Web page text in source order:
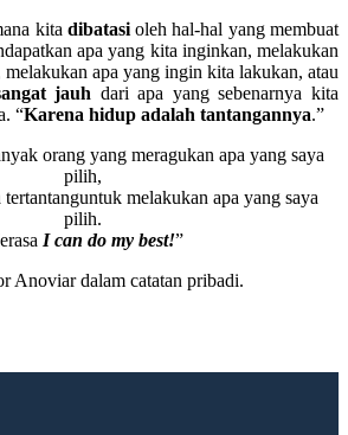
kita dibatasioleh hal-hal yang membuat
apa yang kita inginkan, melakukan
apa yang ingin kita lakukan, atau
jauh dari apa yang sebenarnya kita
“Karena hidup adalah tantangannya.”
orang yang meragukan apa yang saya
pilih,
tertantanguntuk melakukan apa yang saya
pilih.
I can do my best!”
Anoviar dalam catatan pribadi.